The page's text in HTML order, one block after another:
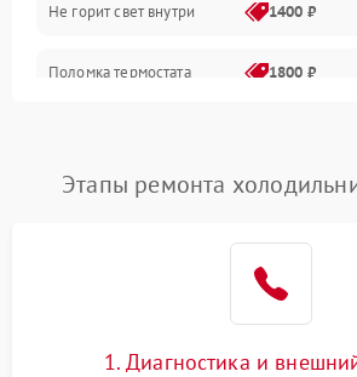
Не горит свет внутри 1400 ₽
Поломка термостата 1800 ₽
Поломка системы No Frost 2600 ₽
Этапы ремонта
1. Диагностика и